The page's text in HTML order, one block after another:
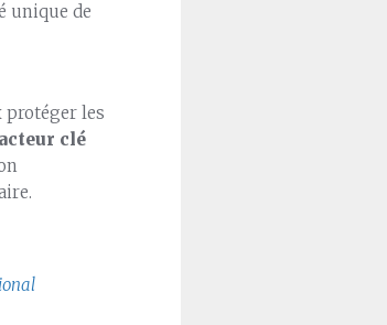
unique de
protéger les
clé